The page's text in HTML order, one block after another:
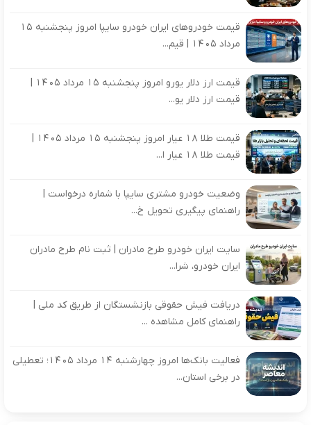
قیمت خودروهای ایران خودرو سایپا امروز پنجشنبه 15
مرداد 1405 | قیم...
قیمت ارز دلار یورو امروز پنجشنبه 15 مرداد 1405 |
قیمت ارز دلار یو...
قیمت طلا 18 عیار امروز پنجشنبه 15 مرداد 1405 |
قیمت طلا 18 عیار ا...
وضعیت خودرو مشتری سایپا با شماره درخواست |
راهنمای پیگیری تحویل خ...
سایت ایران خودرو طرح مادران | ثبت نام طرح مادران
ایران خودرو، شرا...
دریافت فیش حقوقی بازنشستگان از طریق کد ملی |
راهنمای کامل مشاهده ...
فعالیت بانک‌ها امروز چهارشنبه ۱۴ مرداد ۱۴۰۵؛ تعطیلی
در برخی استان...